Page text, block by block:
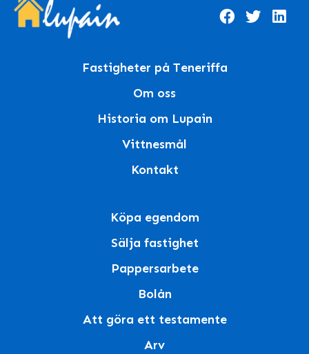
Fastigheter på Teneriffa
Om oss
Historia om Lupain
Vittnesmål
Kontakt
Köpa egendom
Sälja fastighet
Pappersarbete
Bolån
Att göra ett testamente
Arv